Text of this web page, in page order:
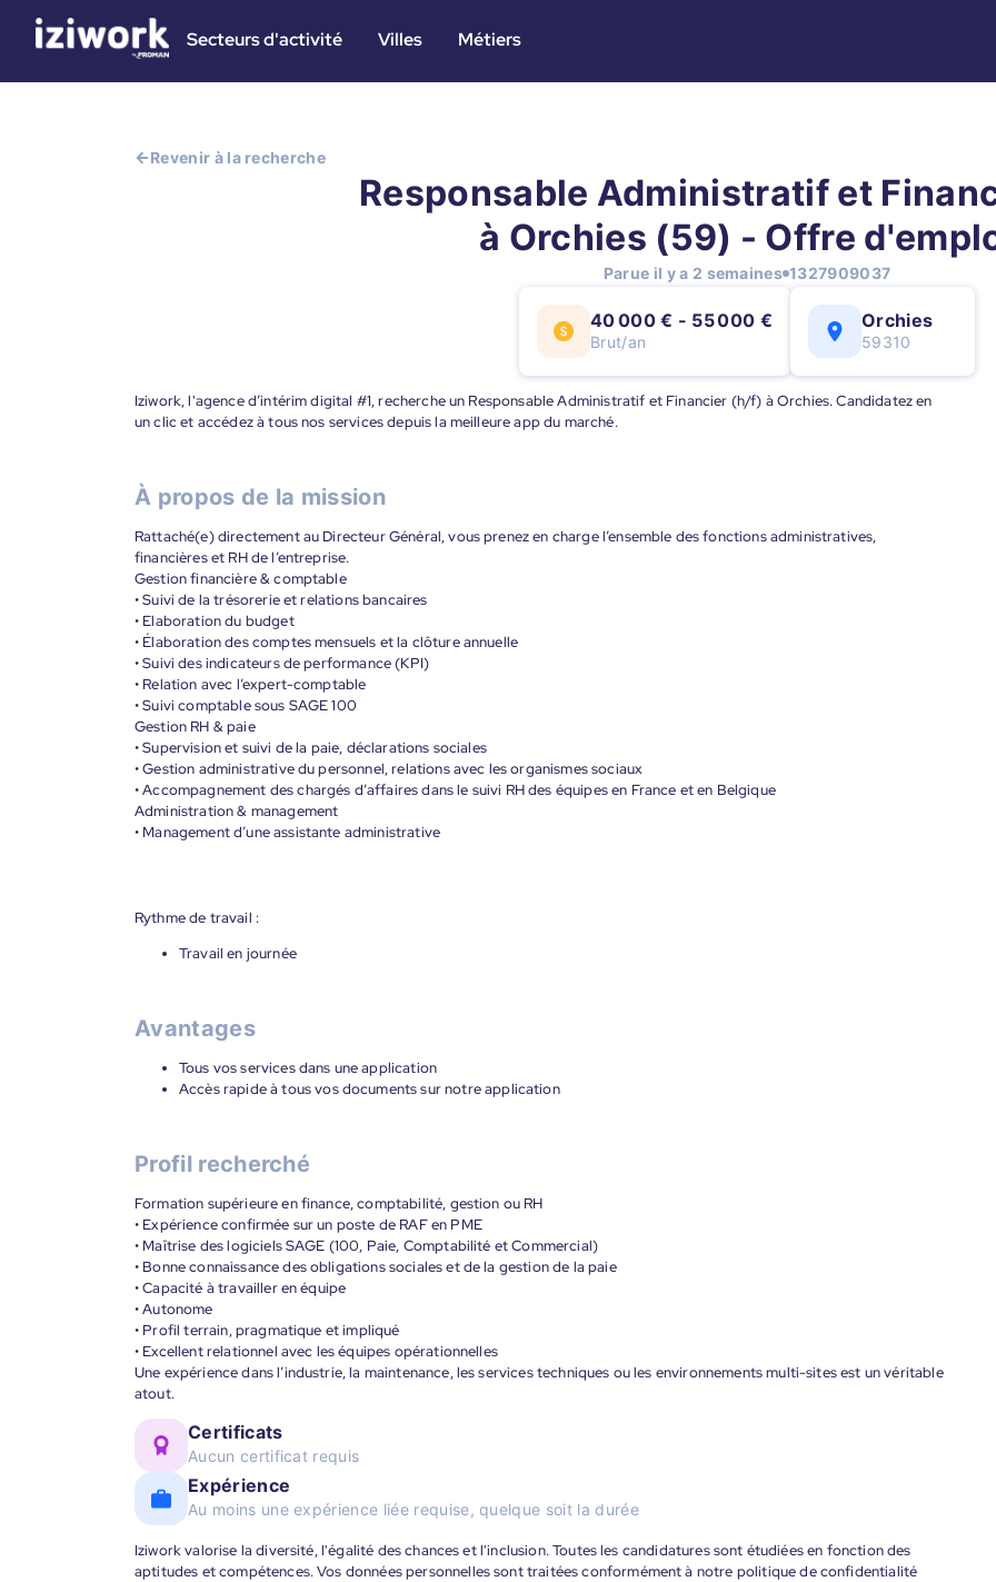
Secteurs d'activité Villes Métiers
Revenir à la recherche
Responsable Administratif et
à Orchies (59) - Offre
Parue il y a 2 semaines 1327909037
40 000 € - 55 000 €
Brut/an
Orchies
59310
Iziwork, l'agence d’intérim digital #1, recherche un Responsable Administratif et Financier (h/f) à Orchies. Candidatez en
un clic et accédez à tous nos services depuis la meilleure app du marché.
À propos de la mission
Rattaché(e) directement au Directeur Général, vous prenez en charge l’ensemble des fonctions administratives,
financières et RH de l’entreprise.
Gestion financière & comptable
• Suivi de la trésorerie et relations bancaires
• Elaboration du budget
• Élaboration des comptes mensuels et la clôture annuelle
• Suivi des indicateurs de performance (KPI)
• Relation avec l’expert-comptable
• Suivi comptable sous SAGE 100
Gestion RH & paie
• Supervision et suivi de la paie, déclarations sociales
• Gestion administrative du personnel, relations avec les organismes sociaux
• Accompagnement des chargés d’affaires dans le suivi RH des équipes en France et en Belgique
Administration & management
• Management d’une assistante administrative
Rythme de travail :
Travail en journée
Avantages
Tous vos services dans une application
Accès rapide à tous vos documents sur notre application
Profil recherché
Formation supérieure en finance, comptabilité, gestion ou RH
• Expérience confirmée sur un poste de RAF en PME
• Maîtrise des logiciels SAGE (100, Paie, Comptabilité et Commercial)
• Bonne connaissance des obligations sociales et de la gestion de la paie
• Capacité à travailler en équipe
• Autonome
• Profil terrain, pragmatique et impliqué
• Excellent relationnel avec les équipes opérationnelles
Une expérience dans l’industrie, la maintenance, les services techniques ou les environnements multi-sites est un véritable
atout.
Certificats
Aucun certificat requis
Expérience
Au moins une expérience liée requise, quelque soit la durée
Iziwork valorise la diversité, l'égalité des chances et l'inclusion. Toutes les candidatures sont étudiées en fonction des
aptitudes et compétences. Vos données personnelles sont traitées conformément à notre politique de confidentialité